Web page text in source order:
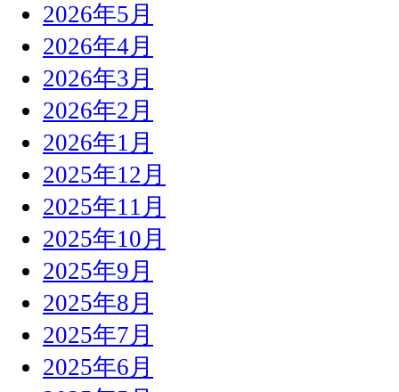
2026年5月
2026年4月
2026年3月
2026年2月
2026年1月
2025年12月
2025年11月
2025年10月
2025年9月
2025年8月
2025年7月
2025年6月